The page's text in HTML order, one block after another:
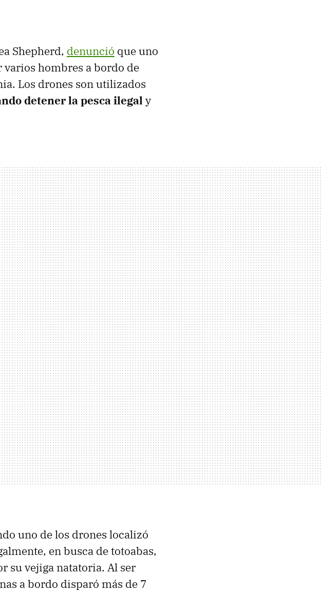
Shepherd, denunció que uno
hombres a bordo de
Los drones son utilizados
detener la pesca ilegaly
uno de los drones localizó
en busca de totoabas,
su vejiga natatoria. Al ser
a bordo disparó más de 7